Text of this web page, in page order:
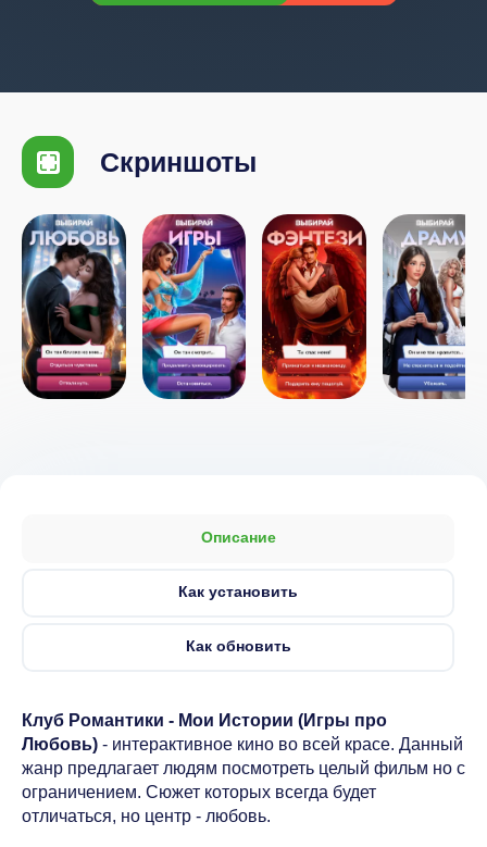
Скриншоты
Описание
Как установить
Как обновить
Клуб Романтики - Мои Истории (Игры про
Любовь) - интерактивное кино во всей красе. Данный
жанр предлагает людям посмотреть целый фильм но с
ограничением. Сюжет которых всегда будет
отличаться, но центр - любовь.